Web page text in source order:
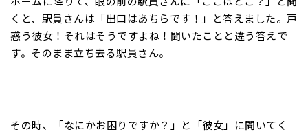
くと、駅員さんは「出口はあちらです！」と答えました。戸
惑う彼女！それはそうですよね！聞いたことと違う答えで
す。そのまま立ち去る駅員さん。
その時、「なにかお困りですか？」と「彼女」に聞いてく